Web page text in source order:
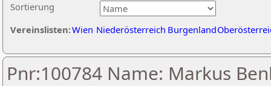
Sortierung
Vereinslisten:Wien Niederösterreich Burgenland
Pnr:100784 Name: Markus